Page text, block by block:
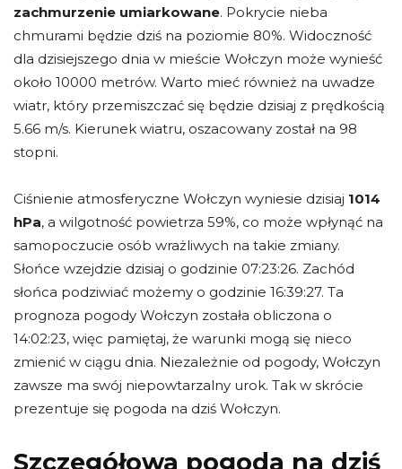
zachmurzenie umiarkowane. Pokrycie nieba
chmurami będzie dziś na poziomie 80%. Widoczność
dla dzisiejszego dnia w mieście Wołczyn może wynieść
około 10000 metrów. Warto mieć również na uwadze
wiatr, który przemiszczać się będzie dzisiaj z prędkością
5.66 m/s. Kierunek wiatru, oszacowany został na 98
stopni.
Ciśnienie atmosferyczne Wołczyn wyniesie dzisiaj 1014
hPa, a wilgotność powietrza 59%, co może wpłynąć na
samopoczucie osób wrażliwych na takie zmiany.
Słońce wzejdzie dzisiaj o godzinie 07:23:26. Zachód
słońca podziwiać możemy o godzinie 16:39:27. Ta
prognoza pogody Wołczyn została obliczona o
14:02:23, więc pamiętaj, że warunki mogą się nieco
zmienić w ciągu dnia. Niezależnie od pogody, Wołczyn
zawsze ma swój niepowtarzalny urok. Tak w skrócie
prezentuje się pogoda na dziś Wołczyn.
Szczegółowa pogoda na dziś